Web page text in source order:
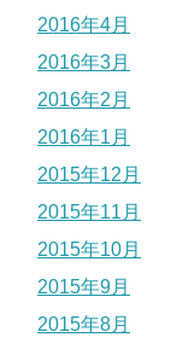
2016年4月
2016年3月
2016年2月
2016年1月
2015年12月
2015年11月
2015年10月
2015年9月
2015年8月